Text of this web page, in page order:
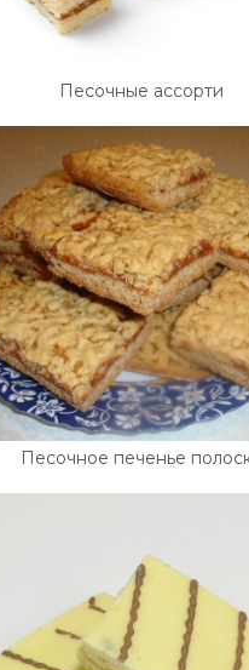
Песочные ассорти
Песочное печенье